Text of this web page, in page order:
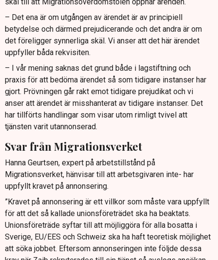
skäl till att Migrationsöverdomstolen öppnar ärenden.
– Det ena är om utgången av ärendet är av principiell
betydelse och därmed prejudicerande och det andra är om
det föreligger synnerliga skäl. Vi anser att det här ärendet
uppfyller båda rekvisiten.
– I vår mening saknas det grund både i lagstiftning och
praxis för att bedöma ärendet så som tidigare instanser har
gjort. Prövningen går rakt emot tidigare prejudikat och vi
anser att ärendet är misshanterat av tidigare instanser. Det
har tillförts handlingar som visar utom rimligt tvivel att
tjänsten varit utannonserad.
Svar från Migrationsverket
Hanna Geurtsen, expert på arbetstillstånd på
Migrationsverket, hänvisar till att arbetsgivaren inte- har
uppfyllt kravet på annonsering.
”Kravet på annonsering är ett villkor som måste vara uppfyllt
för att det så kallade unionsföreträdet ska ha beaktats.
Unionsföreträde syftar till att möjliggöra för alla bosatta i
Sverige, EU/EES och Schweiz ska ha haft teoretisk möjlighet
att söka jobbet. Eftersom annonseringen inte följde dessa